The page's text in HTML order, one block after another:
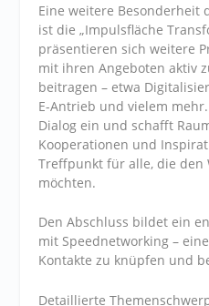
Eine weitere Besonderheit
ist die „Impulsfläche
präsentieren sich weitere
mit ihren Angeboten aktiv
beitragen – etwa
E-Antrieb und vielem
Dialog ein und schafft
Kooperationen und
Treffpunkt für alle, die den
möchten.
Den Abschluss bildet ein
mit Speednetworking –
Kontakte zu knüpfen und
Detaillierte